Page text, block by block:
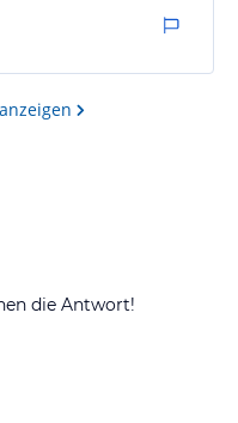
die Antwort!